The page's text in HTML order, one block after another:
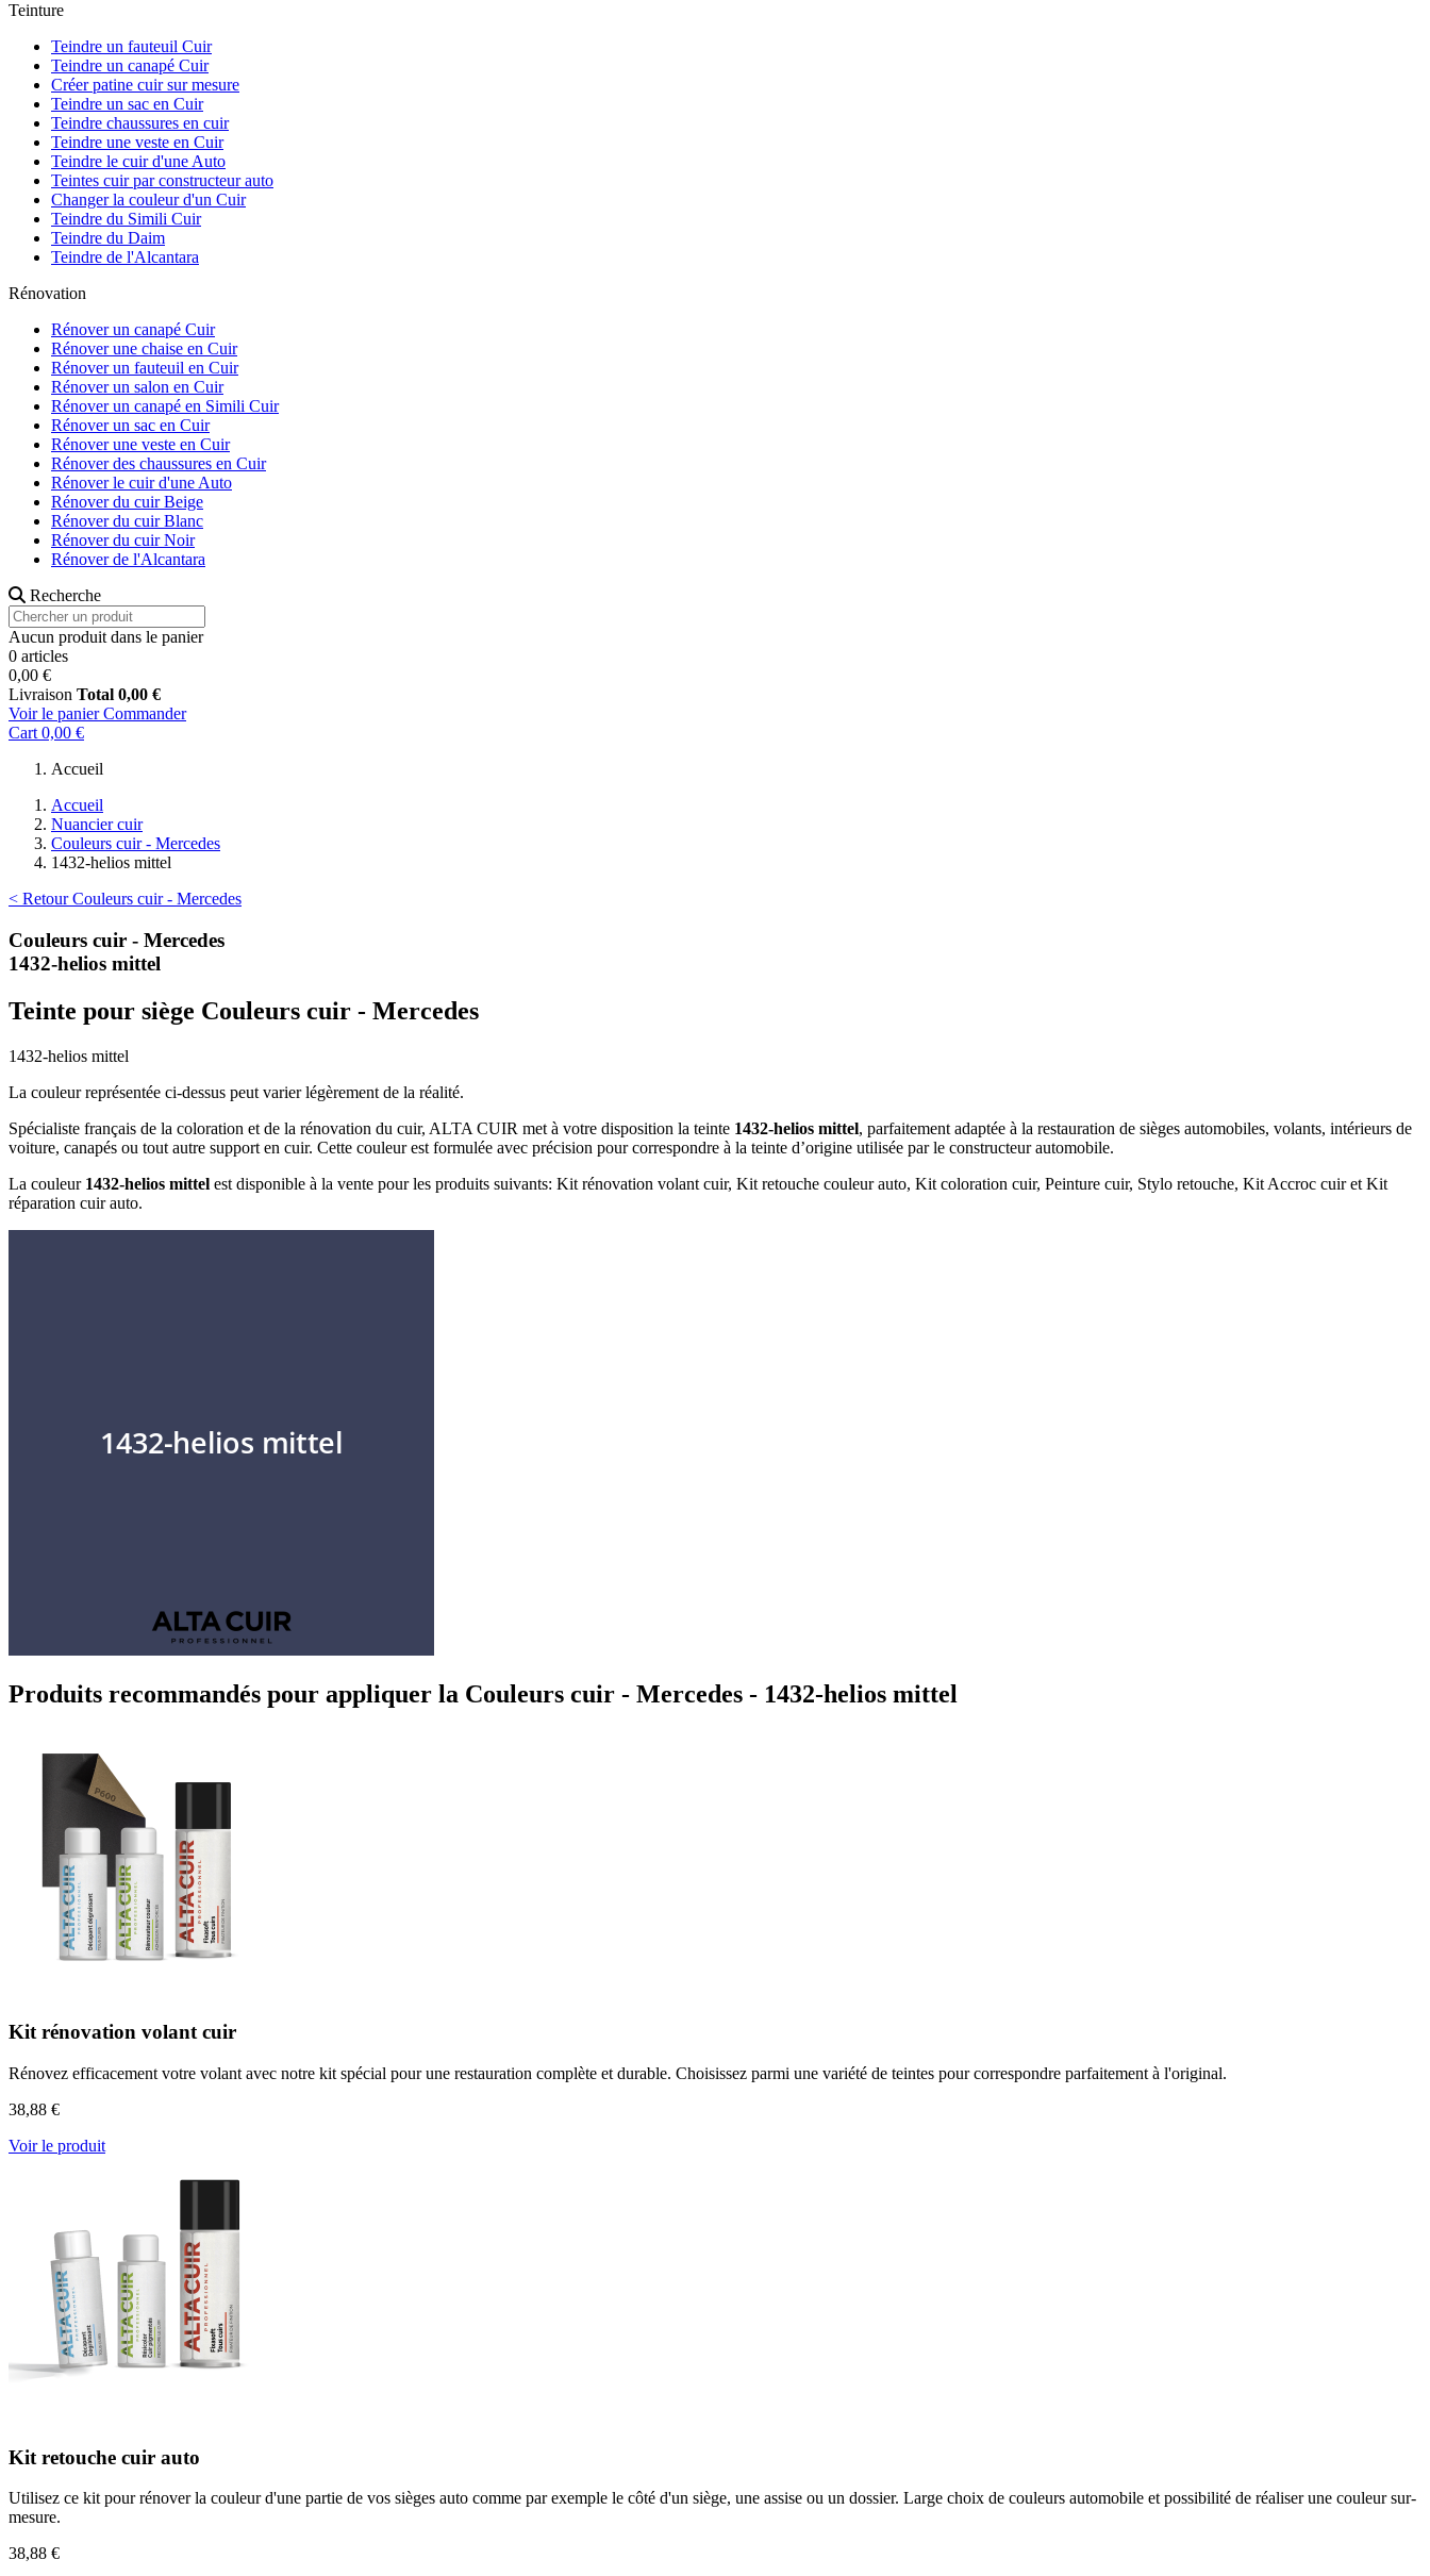
Teinture
Teindre un fauteuil Cuir
Teindre un canapé Cuir
Créer patine cuir sur mesure
Teindre un sac en Cuir
Teindre chaussures en cuir
Teindre une veste en Cuir
Teindre le cuir d'une Auto
Teintes cuir par constructeur auto
Changer la couleur d'un Cuir
Teindre du Simili Cuir
Teindre du Daim
Teindre de l'Alcantara
Rénovation
Rénover un canapé Cuir
Rénover une chaise en Cuir
Rénover un fauteuil en Cuir
Rénover un salon en Cuir
Rénover un canapé en Simili Cuir
Rénover un sac en Cuir
Rénover une veste en Cuir
Rénover des chaussures en Cuir
Rénover le cuir d'une Auto
Rénover du cuir Beige
Rénover du cuir Blanc
Rénover du cuir Noir
Rénover de l'Alcantara
Recherche
Aucun produit dans le panier
0 articles
0,00 €
Livraison Total 0,00 €
Voir le panier Commander
Cart 0,00 €
Accueil
Accueil
Nuancier cuir
Couleurs cuir - Mercedes
1432-helios mittel
< Retour Couleurs cuir - Mercedes
Couleurs cuir - Mercedes
1432-helios mittel
Teinte pour siège Couleurs cuir - Mercedes
1432-helios mittel
La couleur représentée ci-dessus peut varier légèrement de la réalité.
Spécialiste français de la coloration et de la rénovation du cuir, ALTA CUIR met à votre disposition la teinte 1432-helios mittel, parfaitement adaptée à la restauration de sièges automobiles, volants, intérieurs de
voiture, canapés ou tout autre support en cuir. Cette couleur est formulée avec précision pour correspondre à la teinte d’origine utilisée par le constructeur automobile.
La couleur 1432-helios mittel est disponible à la vente pour les produits suivants: Kit rénovation volant cuir, Kit retouche couleur auto, Kit coloration cuir, Peinture cuir, Stylo retouche, Kit Accroc cuir et Kit
réparation cuir auto.
Produits recommandés pour appliquer la Couleurs cuir - Mercedes - 1432-helios mittel
Kit rénovation volant cuir
Rénovez efficacement votre volant avec notre kit spécial pour une restauration complète et durable. Choisissez parmi une variété de teintes pour correspondre parfaitement à l'original.
38,88 €
Voir le produit
Kit retouche cuir auto
Utilisez ce kit pour rénover la couleur d'une partie de vos sièges auto comme par exemple le côté d'un siège, une assise ou un dossier. Large choix de couleurs automobile et possibilité de réaliser une couleur sur-
mesure.
38,88 €